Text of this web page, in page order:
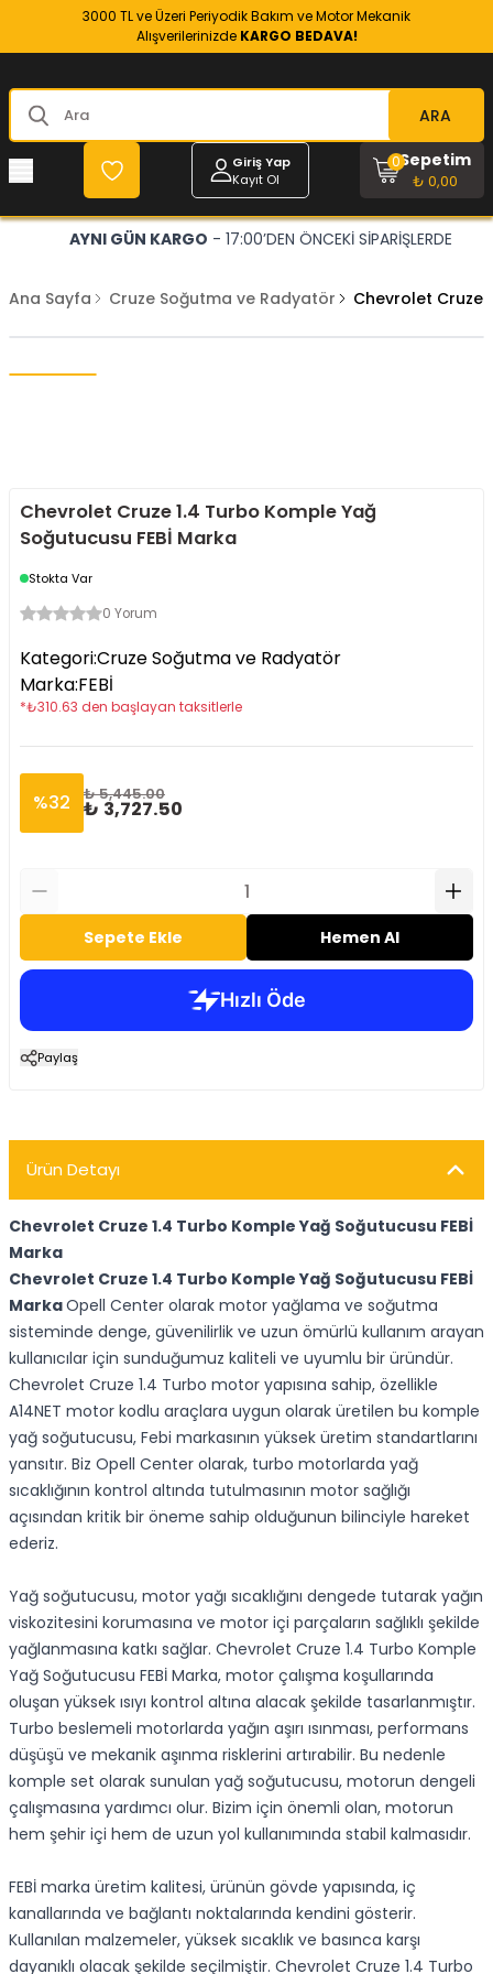
3000 TL ve Üzeri Periyodik Bakım ve Motor Mekanik
Alışverilerinizde KARGO BEDAVA!
ARA
Giriş Yap
Kayıt Ol
Sepetim
₺ 0,00
0
AYNI GÜN KARGO - 17:00’DEN ÖNCEKİ SİPARİŞLERDE
Ana Sayfa Cruze Soğutma ve Radyatör Chevrolet Cruze
Chevrolet Cruze 1.4 Turbo Komple Yağ
Soğutucusu FEBİ Marka
Stokta Var
0 Yorum
Kategori:Cruze Soğutma ve Radyatör
Marka:FEBİ
*₺310.63 den başlayan taksitlerle
%32 ₺ 5,445.00
₺ 3,727.50
Sepete Ekle Hemen Al
Paylaş
Ürün Detayı
Chevrolet Cruze 1.4 Turbo Komple Yağ Soğutucusu FEBİ
Marka
Chevrolet Cruze 1.4 Turbo Komple Yağ Soğutucusu FEBİ
MarkaOpell Center olarak motor yağlama ve soğutma
sisteminde denge, güvenilirlik ve uzun ömürlü kullanım arayan
kullanıcılar için sunduğumuz kaliteli ve uyumlu bir üründür.
Chevrolet Cruze 1.4 Turbo motor yapısına sahip, özellikle
A14NET motor kodlu araçlara uygun olarak üretilen bu komple
yağ soğutucusu, Febi markasının yüksek üretim standartlarını
yansıtır. Biz Opell Center olarak, turbo motorlarda yağ
sıcaklığının kontrol altında tutulmasının motor sağlığı
açısından kritik bir öneme sahip olduğunun bilinciyle hareket
ederiz.
Yağ soğutucusu, motor yağı sıcaklığını dengede tutarak yağın
viskozitesini korumasına ve motor içi parçaların sağlıklı şekilde
yağlanmasına katkı sağlar. Chevrolet Cruze 1.4 Turbo Komple
Yağ Soğutucusu FEBİ Marka, motor çalışma koşullarında
oluşan yüksek ısıyı kontrol altına alacak şekilde tasarlanmıştır.
Turbo beslemeli motorlarda yağın aşırı ısınması, performans
düşüşü ve mekanik aşınma risklerini artırabilir. Bu nedenle
komple set olarak sunulan yağ soğutucusu, motorun dengeli
çalışmasına yardımcı olur. Bizim için önemli olan, motorun
hem şehir içi hem de uzun yol kullanımında stabil kalmasıdır.
FEBİ marka üretim kalitesi, ürünün gövde yapısında, iç
kanallarında ve bağlantı noktalarında kendini gösterir.
Kullanılan malzemeler, yüksek sıcaklık ve basınca karşı
dayanıklı olacak şekilde seçilmiştir. Chevrolet Cruze 1.4 Turbo